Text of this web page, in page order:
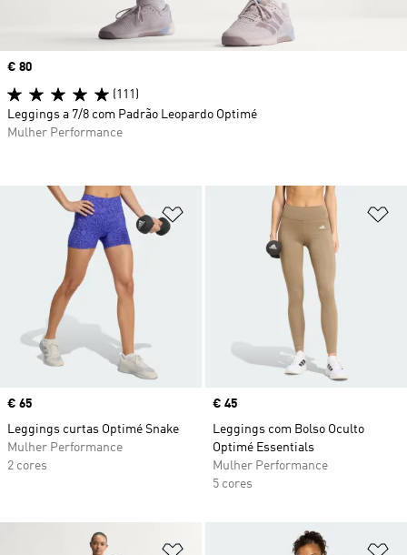
Adicionar à Lista de Desejos
Price
€ 65
Leggings curtas Optimé Snake
Mulher Performance
2 cores
Price
€ 45
Leggings com Bolso Oculto
Optimé Essentials
Mulher Performance
5 cores
Adicionar à Lista de Desejos
Price
€ 80
(111)
Leggings a 7/8 com Padrão Leopardo Optimé
Mulher Performance